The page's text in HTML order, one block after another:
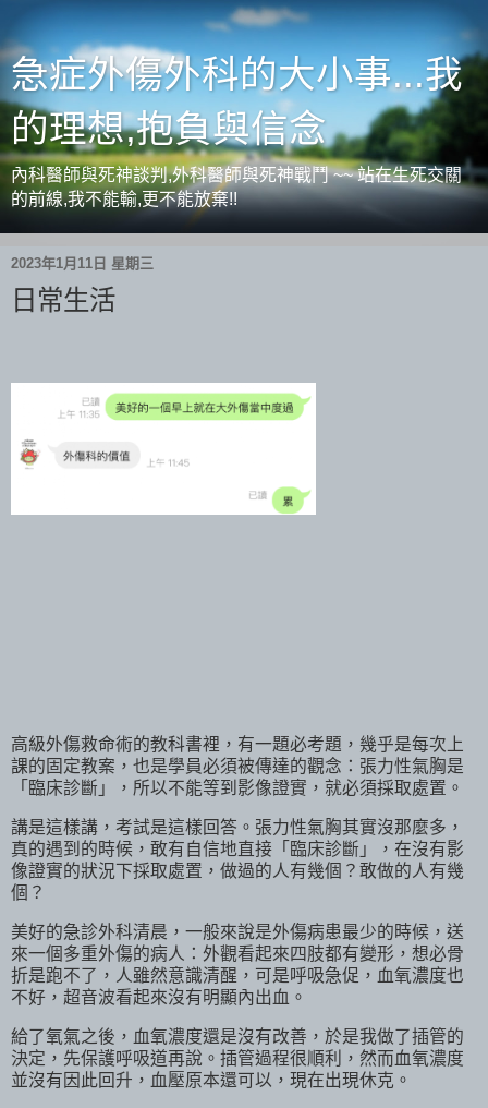
急症外傷外科的大小事...我
的理想,抱負與信念
內科醫師與死神談判,外科醫師與死神戰鬥 ~~ 站在生死交關
的前線,我不能輸,更不能放棄!!
2023年1月11日 星期三
日常生活
高級外傷救命術的教科書裡，有一題必考題，幾乎是每次上
課的固定教案，也是學員必須被傳達的觀念：張力性氣胸是
「臨床診斷」，所以不能等到影像證實，就必須採取處置。
講是這樣講，考試是這樣回答。張力性氣胸其實沒那麼多，
真的遇到的時候，敢有自信地直接「臨床診斷」，在沒有影
像證實的狀況下採取處置，做過的人有幾個？敢做的人有幾
個？
美好的急診外科清晨，一般來說是外傷病患最少的時候，送
來一個多重外傷的病人：外觀看起來四肢都有變形，想必骨
折是跑不了，人雖然意識清醒，可是呼吸急促，血氧濃度也
不好，超音波看起來沒有明顯內出血。
給了氧氣之後，血氧濃度還是沒有改善，於是我做了插管的
決定，先保護呼吸道再說。插管過程很順利，然而血氧濃度
並沒有因此回升，血壓原本還可以，現在出現休克。